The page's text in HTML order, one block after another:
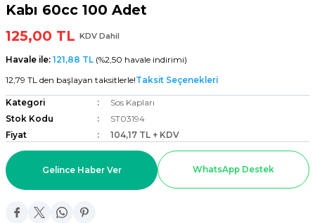
Kapları
Kabı 60cc 100 Adet
125,00 TL KDV Dahil
Havale ile: 121,88 TL (%2,50 havale indirimi)
12,79 TL den başlayan taksitlerle!Taksit Seçenekleri
Kategori
Sos Kapları
Stok Kodu
ST03194
Fiyat
104,17 TL + KDV
Gelince Haber Ver WhatsApp Destek